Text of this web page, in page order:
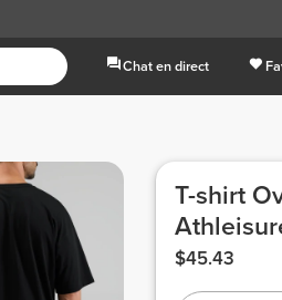
Chat en direct
T-shirt
$45.43